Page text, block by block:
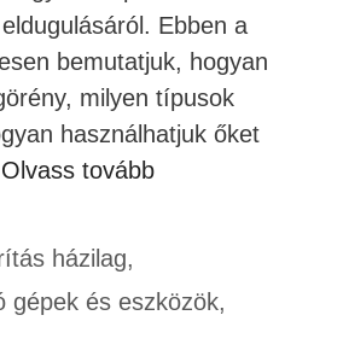
Ebben a
bemutatjuk, hogyan
milyen típusok
használhatjuk őket
Olvass tovább
házilag,
gépek és eszközök,